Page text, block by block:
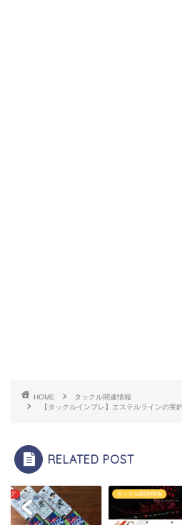
HOME
タックル関連情報
【タックルインプレ】エステルラインの実
RELATED POST
タックル関連情報